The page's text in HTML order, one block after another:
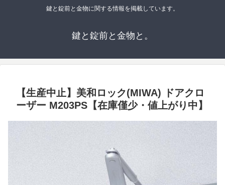
鍵と錠前と金物に関する情報を掲載しています。
鍵と錠前と金物と。
【生産中止】美和ロック(MIWA) ドアクロ
ーザー M203PS【在庫僅少・値上がり中】